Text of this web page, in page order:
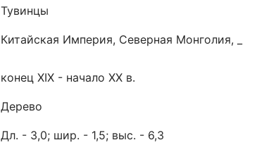
Тувинцы
Китайская Империя, Северная Монголия, _
конец XIX - начало ХХ в.
Дерево
Дл. - 3,0; шир. - 1,5; выс. - 6,3